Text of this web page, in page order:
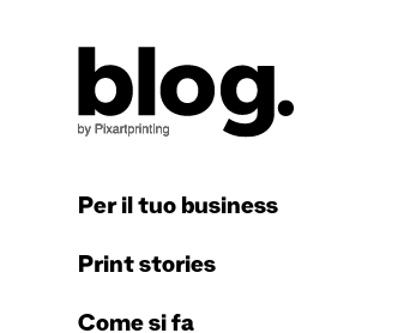
Per il tuo business
Print stories
Come si fa